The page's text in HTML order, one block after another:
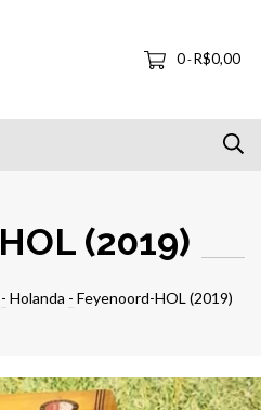
0-R$0,00
(2019)
- Holanda - Feyenoord-HOL (2019)